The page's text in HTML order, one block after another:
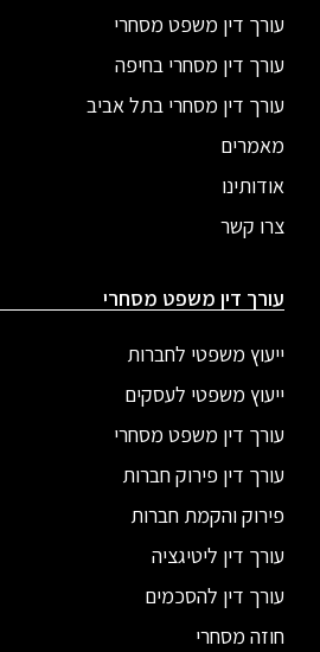
עורך דין משפט מסחרי
עורך דין מסחרי בחיפה
עורך דין מסחרי בתל אביב
מאמרים
אודותינו
צרו קשר
עורך דין משפט מסחרי
ייעוץ משפטי לחברות
ייעוץ משפטי לעסקים
עורך דין משפט מסחרי
עורך דין פירוק חברות
פירוק והקמת חברות
עורך דין ליטיגציה
עורך דין להסכמים
חוזה מסחרי